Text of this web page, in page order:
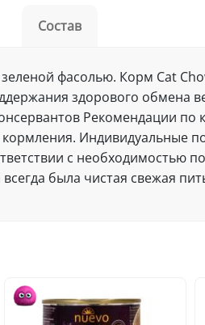
Состав
фасолью. Корм Cat
здорового обмена
Рекомендации
Индивидуальные
с необходимостью
была чистая свежая